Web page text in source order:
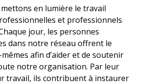
en lumière le travail
et professionnels
jour, les personnes
dans notre réseau offrent le
mêmes afin d’aider et de soutenir
notre organisation. Par leur
travail, ils contribuent à instaurer